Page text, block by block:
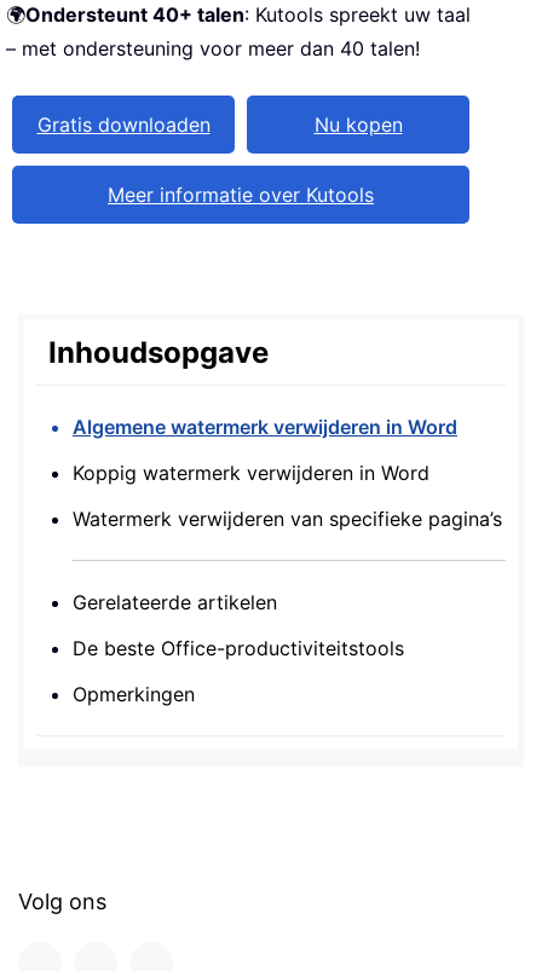
🌍Ondersteunt 40+ talen: Kutools spreekt uw taal
– met ondersteuning voor meer dan 40 talen!
Gratis downloaden Nu kopen
Meer informatie over Kutools
Inhoudsopgave
Algemene watermerk verwijderen in Word
Koppig watermerk verwijderen in Word
Watermerk verwijderen van specifieke pagina’s
Gerelateerde artikelen
De beste Office-productiviteitstools
Opmerkingen
Volg ons